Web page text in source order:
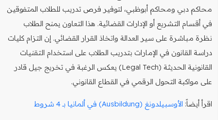
محاكم دبي ومحاكم أبوظبي، لتوفير فرص تدريب للطلاب المتفوقين
في أقسام التشريع أو الإدارات القضائية. هذا التعاون يمنح الطلاب
نظرة مباشرة على سير العدالة واتخاذ القرار القضائي. إن التزام كليات
دراسة القانون في الإمارات بتدريب الطلاب على استخدام التقنيات
القانونية الحديثة (Legal Tech) يعكس الرغبة في تخريج جيل قادر
على مواكبة التحول الرقمي في القطاع القانوني.
اقرأ أيضاً: الأوسبيلدونغ (Ausbildung) في ألمانيا بـ 4 شروط